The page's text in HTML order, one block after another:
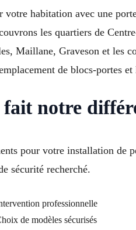
votre habitation avec une
les quartiers de
Maillane, Graveson et les
de blocs-portes
notre
pour votre installation de
sécurité recherché.
professionnelle
de modèles sécurisés